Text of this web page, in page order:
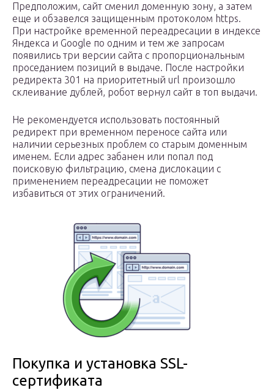
Предположим, сайт сменил доменную зону, а затем
еще и обзавелся защищенным протоколом https.
При настройке временной переадресации в индексе
Яндекса и Google по одним и тем же запросам
появились три версии сайта с пропорциональным
проседанием позиций в выдаче. После настройки
редиректа 301 на приоритетный url произошло
склеивание дублей, робот вернул сайт в топ выдачи.
Не рекомендуется использовать постоянный
редирект при временном переносе сайта или
наличии серьезных проблем со старым доменным
именем. Если адрес забанен или попал под
поисковую фильтрацию, смена дислокации с
применением переадресации не поможет
избавиться от этих ограничений.
Покупка и установка SSL-
сертификата